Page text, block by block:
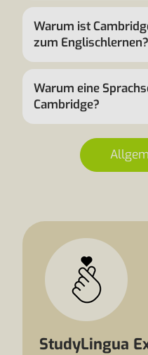
Warum ist
zum Englischlernen?
Warum eine
Cambridge?
StudyLingua